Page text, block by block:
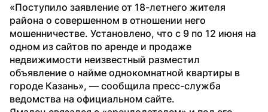
«Поступило заявление от 18-летнего жителя
района о совершенном в отношении него
мошенничестве. Установлено, что с 9 по 12 июня на
одном из сайтов по аренде и продаже
недвижимости неизвестный разместил
объявление о найме однокомнатной квартиры в
городе Казань», — сообщила пресс-служба
ведомства на официальном сайте.